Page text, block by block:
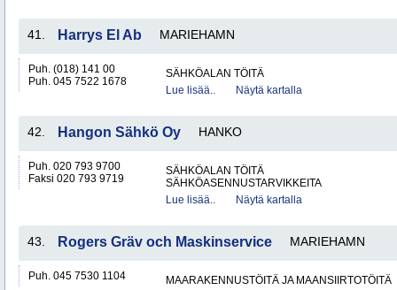
41. Harrys El Ab MARIEHAMN
Puh. (018) 141 00
Puh. 045 7522 1678
SÄHKÖALAN TÖITÄ
Lue lisää..
Näytä kartalla
42. Hangon Sähkö Oy HANKO
Puh. 020 793 9700
Faksi 020 793 9719
SÄHKÖALAN TÖITÄ
SÄHKÖASENNUSTARVIKKEITA
Lue lisää..
Näytä kartalla
43. Rogers Gräv och Maskinservice MARIEHAMN
Puh. 045 7530 1104
MAARAKENNUSTÖITÄ JA MAANSIIRTOTÖITÄ